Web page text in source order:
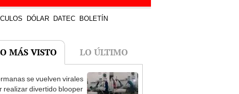
DÓLAR DATEC BOLETÍN
MÁS VISTO LO ÚLTIMO
se vuelven virales
realizar divertido blooper